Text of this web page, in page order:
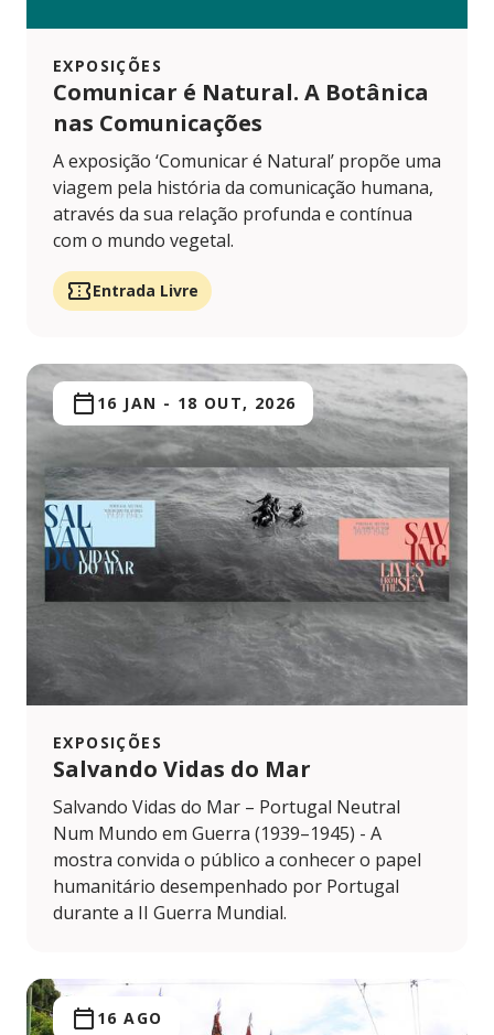
EXPOSIÇÕES
Comunicar é Natural. A Botânica
nas Comunicações
A exposição ‘Comunicar é Natural’ propõe uma
viagem pela história da comunicação humana,
através da sua relação profunda e contínua
com o mundo vegetal.
Entrada Livre
EXPOSIÇÕES
Salvando Vidas do Mar
16 JAN - 18 OUT, 2026
Salvando Vidas do Mar – Portugal Neutral
Num Mundo em Guerra (1939–1945) - A
mostra convida o público a conhecer o papel
humanitário desempenhado por Portugal
durante a II Guerra Mundial.
16 AGO